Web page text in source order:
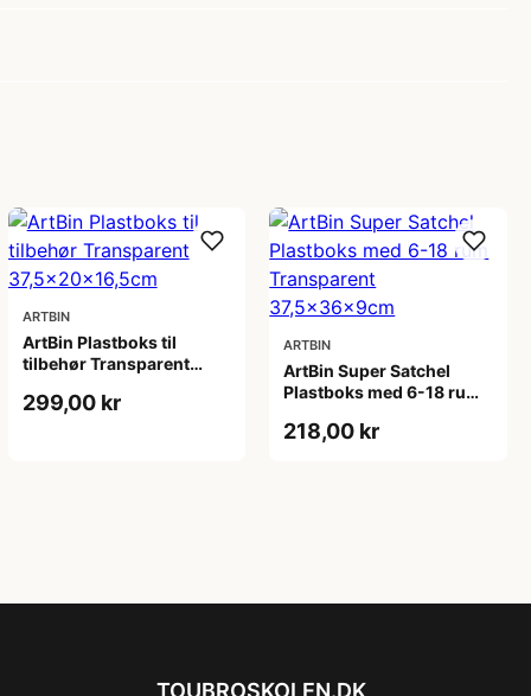
ARTBIN
ArtBin Plastboks til
tilbehør Transparent
299,00 kr
ARTBIN
ArtBin Super Satchel
Plastboks med 6-18 rum
37,5x36x9cm
218,00 kr
TOUBROSKOLEN.DK